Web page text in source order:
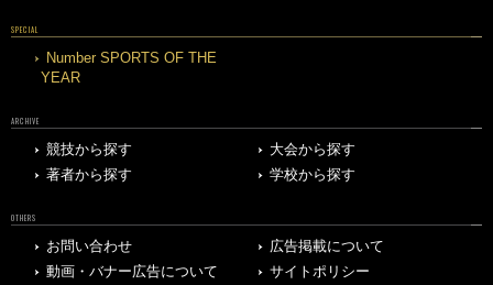
SPECIAL
Number SPORTS OF THE
YEAR
ARCHIVE
競技から探す
大会から探す
著者から探す
学校から探す
OTHERS
お問い合わせ
広告掲載について
動画・バナー広告について
サイトポリシー